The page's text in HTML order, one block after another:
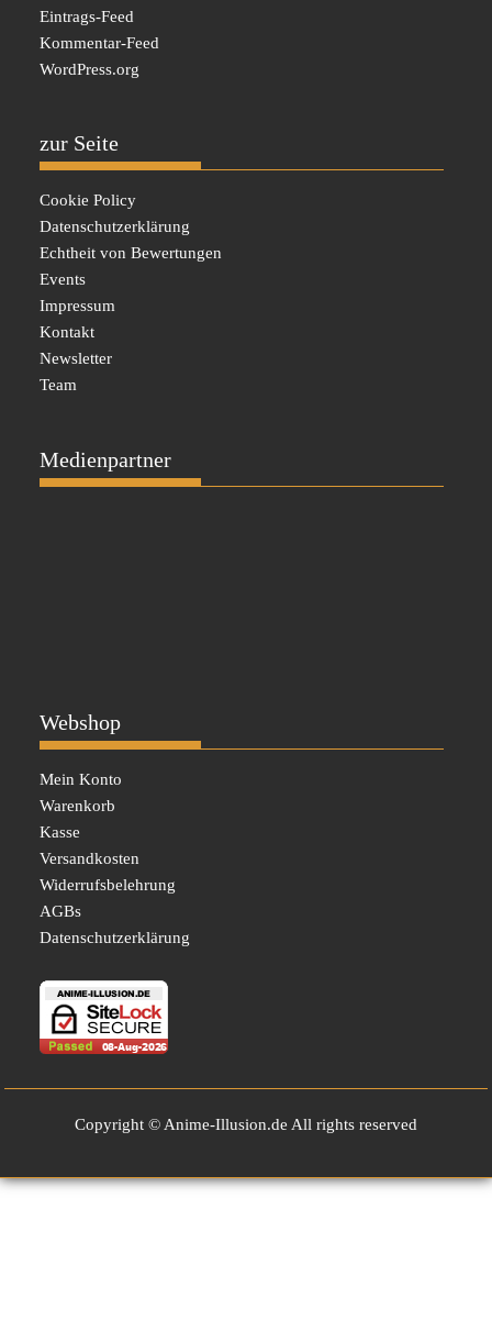
Eintrags-Feed
Kommentar-Feed
WordPress.org
zur Seite
Cookie Policy
Datenschutzerklärung
Echtheit von Bewertungen
Events
Impressum
Kontakt
Newsletter
Team
Medienpartner
Webshop
Mein Konto
Warenkorb
Kasse
Versandkosten
Widerrufsbelehrung
AGBs
Datenschutzerklärung
Copyright © Anime-Illusion.de All rights reserved